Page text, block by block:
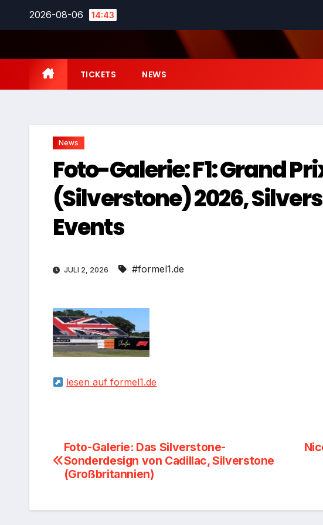
2026-08-06 14:43
TICKETS NEWS
News
Foto-Galerie: F1: Grand
(Silverstone) 2026,
Events
JULI 2, 2026 #formel1.de
lesen auf formel1.de
Beitragsnavigation
Foto-Galerie: Das Silverstone-
Sonderdesign von Cadillac, Silverstone
(Großbritannien)